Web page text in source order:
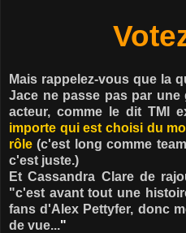
Mais rappelez-vous que la
Jace ne passe pas par une
acteur, comme le dit TMI
importe qui est choisi du
rôle(c'est long comme
c'est juste.)
Et Cassandra Clare de
"c'est avant tout une
fans d'Alex Pettyfer, donc
de vue..."